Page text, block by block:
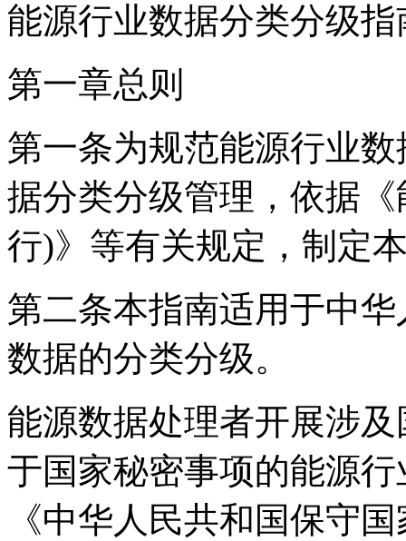
能源行业数据分类分级指
第一章总则
第一条为规范能源行业
据分类分级管理，依据
行)》等有关规定，制定
第二条本指南适用于中
数据的分类分级。
能源数据处理者开展涉
于国家秘密事项的能源
《中华人民共和国保守